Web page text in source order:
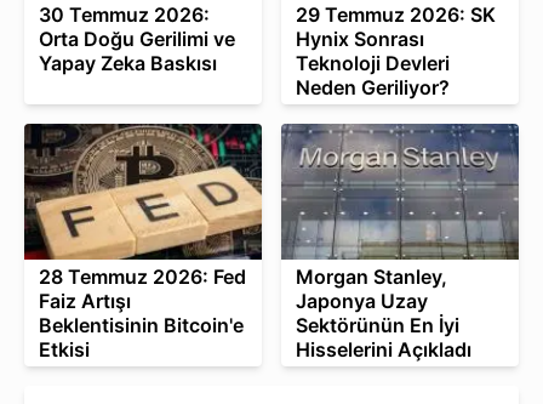
30 Temmuz 2026:
Orta Doğu Gerilimi ve
Yapay Zeka Baskısı
29 Temmuz 2026: SK
Hynix Sonrası
Teknoloji Devleri
Neden Geriliyor?
28 Temmuz 2026: Fed
Faiz Artışı
Beklentisinin Bitcoin'e
Etkisi
Morgan Stanley,
Japonya Uzay
Sektörünün En İyi
Hisselerini Açıkladı